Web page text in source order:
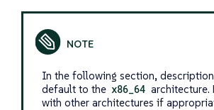
In the following section,
default to the x86_64 architecture.
with other architectures if